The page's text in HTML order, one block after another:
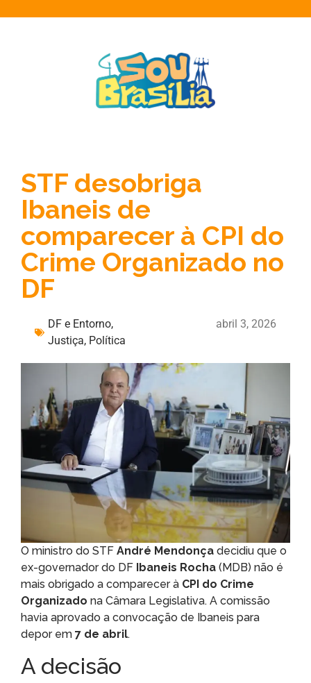
STF desobriga
Ibaneis de
comparecer à CPI do
Crime Organizado no
DF
DF e Entorno,
Justiça, Política
abril 3, 2026
O ministro do STF André Mendonça decidiu que o
ex-governador do DF Ibaneis Rocha (MDB) não é
mais obrigado a comparecer à CPI do Crime
Organizado na Câmara Legislativa. A comissão
havia aprovado a convocação de Ibaneis para
depor em 7 de abril.
A decisão